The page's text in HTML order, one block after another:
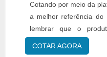
Cotando por meio da
a melhor referência do
lembrar que o
adquirido com
segmento. Esse
COTAR AGORA